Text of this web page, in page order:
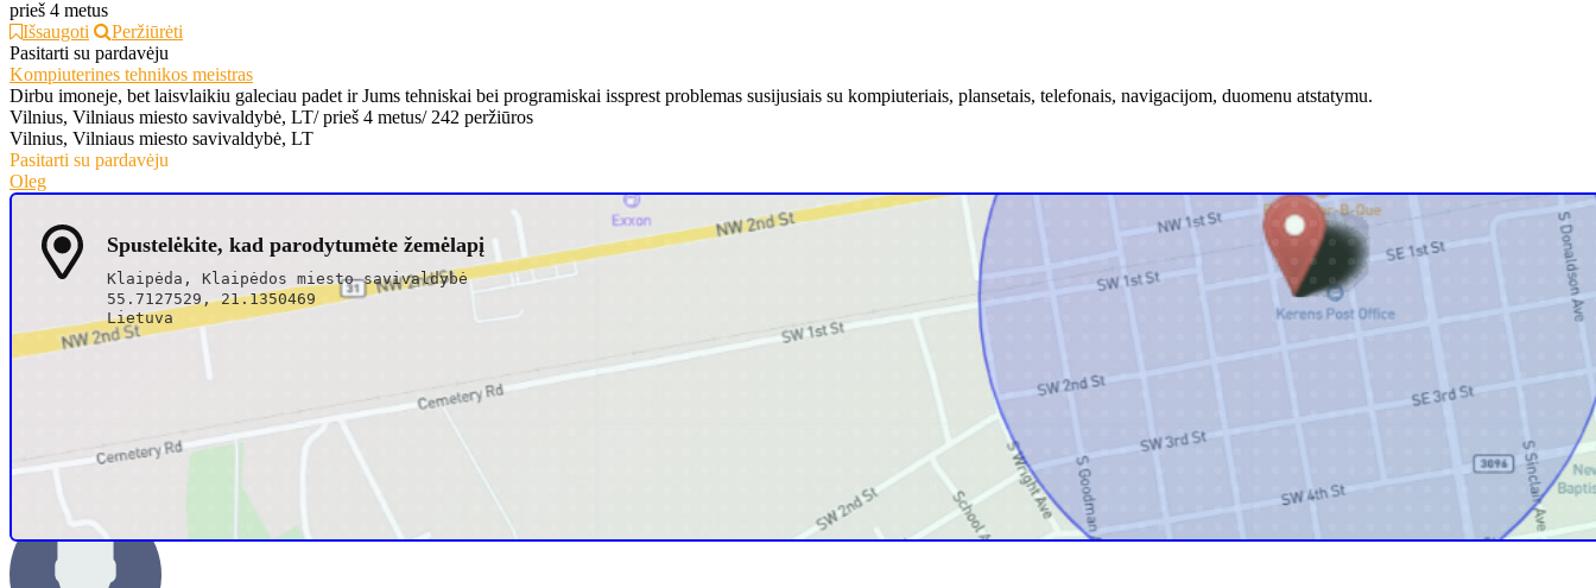
prieš 4 metus
Išsaugoti
Peržiūrėti
Pasitarti su pardavėju
Kompiuterines tehnikos meistras
Dirbu imoneje, bet laisvlaikiu galeciau padet ir Jums tehniskai bei programiskai issprest problemas susijusiais su kompiuteriais, plansetais, telefonais, navigacijom, duomenu atstatymu.
Vilnius, Vilniaus miesto savivaldybė, LT/ prieš 4 metus/ 242 peržiūros
Vilnius, Vilniaus miesto savivaldybė, LT
Pasitarti su pardavėju
Oleg
Spustelėkite, kad parodytumėte žemėlapį
Klaipėda, Klaipėdos miesto savivaldybė
55.7127529, 21.1350469
Lietuva